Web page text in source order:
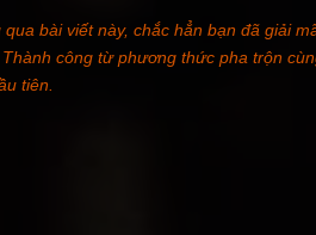
qua bài viết này, chắc hẳn bạn đã giải
công từ phương thức pha trộn
tiên.